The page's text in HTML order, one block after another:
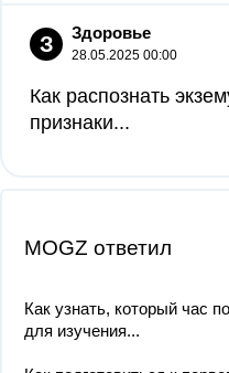
З Здоровье
28.05.2025 00:00
Как распознать
признаки...
MOGZ ответил
Как узнать, который час
для изучения...